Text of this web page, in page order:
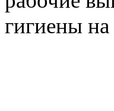
гигиены на